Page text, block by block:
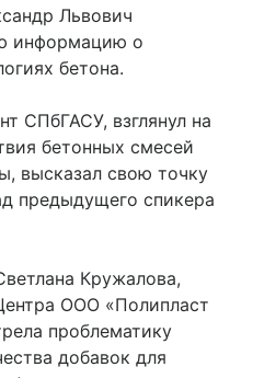
Львович
информацию о
бетона.
СПбГАСУ, взглянул на
бетонных смесей
высказал свою точку
предыдущего спикера
Кружалова,
ООО «Полипласт
проблематику
добавок для